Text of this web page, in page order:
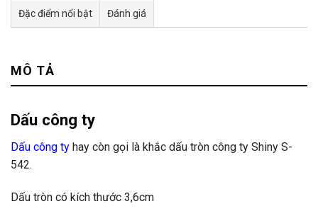
Đặc điểm nổi bật Đánh giá
MÔ TẢ
Dấu công ty
Dấu công ty hay còn gọi là khắc dấu tròn công ty Shiny S-
542.
Dấu tròn có kích thước 3,6cm